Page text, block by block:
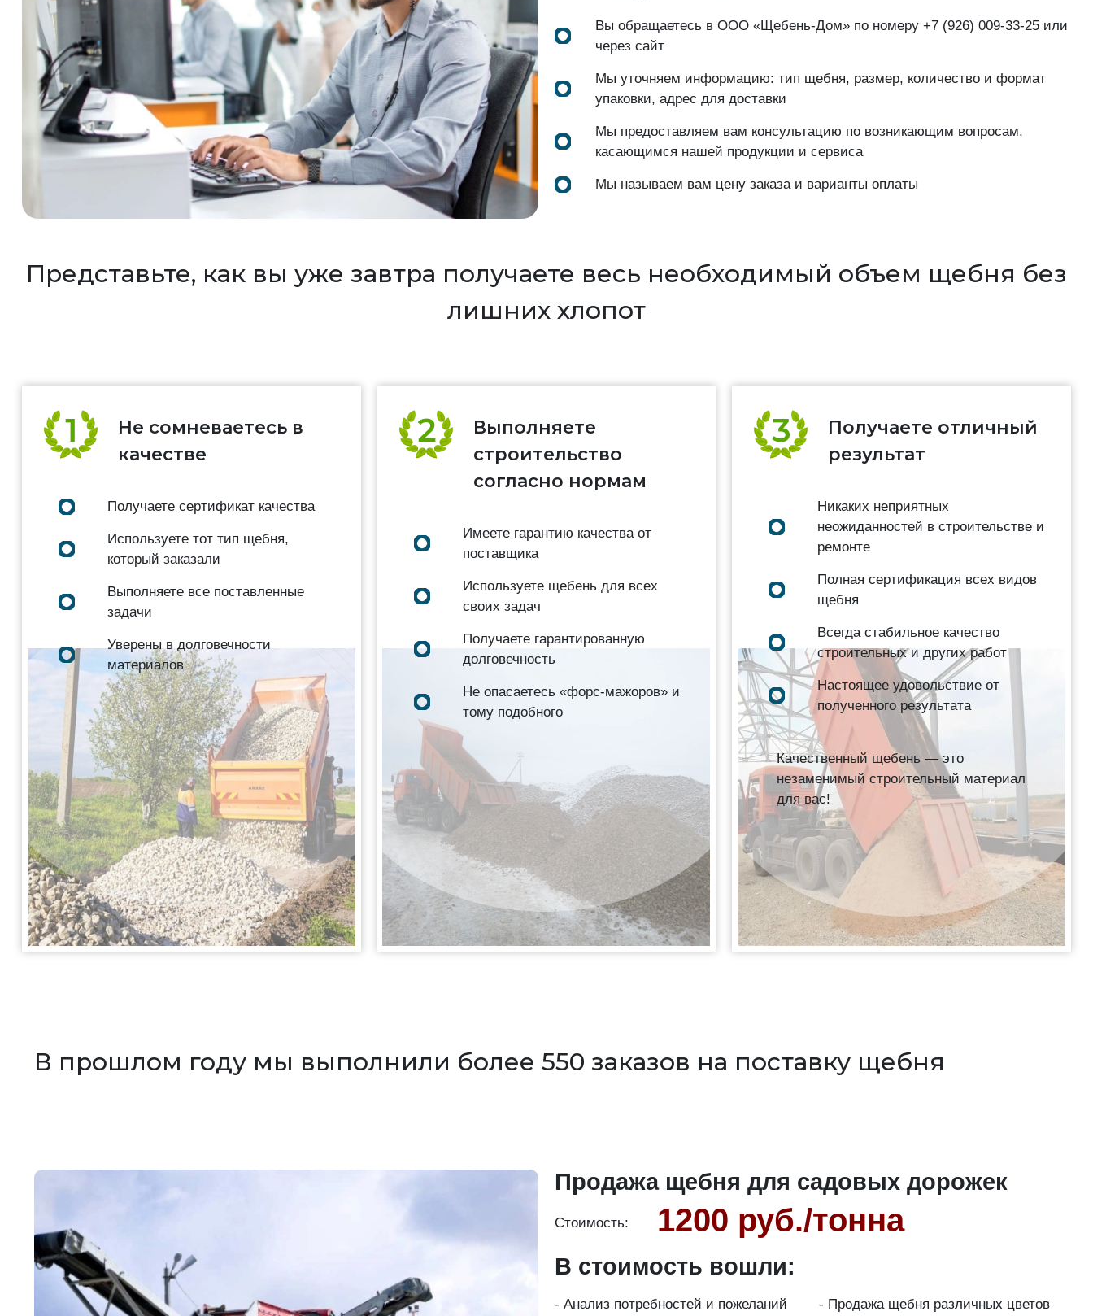
Вы обращаетесь в ООО «Щебень-Дом» по номеру +7 (926) 009-33-25 или
через сайт
Мы уточняем информацию: тип щебня, размер, количество и формат
упаковки, адрес для доставки
Мы предоставляем вам консультацию по возникающим вопросам,
касающимся нашей продукции и сервиса
Мы называем вам цену заказа и варианты оплаты
Представьте, как вы уже завтра получаете весь необходимый объем щебня без
лишних хлопот
Не сомневаетесь в
качестве
Получаете сертификат качества
Используете тот тип щебня,
который заказали
Выполняете все поставленные
задачи
Уверены в долговечности
материалов
Выполняете
строительство
согласно нормам
Имеете гарантию качества от
поставщика
Используете щебень для всех
своих задач
Получаете гарантированную
долговечность
Не опасаетесь «форс-мажоров» и
тому подобного
Получаете отличный
результат
Никаких неприятных
неожиданностей в строительстве и
ремонте
Полная сертификация всех видов
щебня
Всегда стабильное качество
строительных и других работ
Настоящее удовольствие от
полученного результата
Качественный щебень — это
незаменимый строительный материал
для вас!
В прошлом году мы выполнили более 550 заказов на поставку щебня
Продажа щебня для садовых дорожек
Стоимость: 1200 руб./тонна
В стоимость вошли:
- Анализ потребностей и пожеланий - Продажа щебня различных цветов